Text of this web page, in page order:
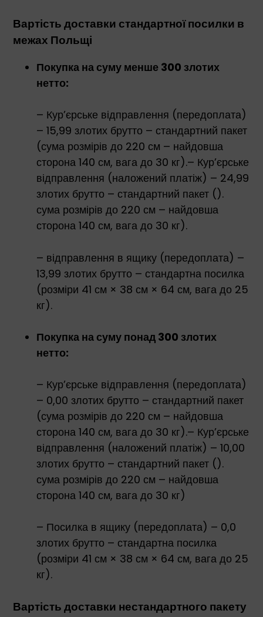
Вартість доставки стандартної посилки в
межах Польщі
Покупка на суму менше 300 злотих
нетто:
– Кур’єрське відправлення (передоплата)
– 15,99 злотих брутто – стандартний пакет
(сума розмірів до 220 см – найдовша
сторона 140 см, вага до 30 кг).– Кур’єрське
відправлення (наложений платіж) – 24,99
злотих брутто – стандартний пакет ().
сума розмірів до 220 см – найдовша
сторона 140 см, вага до 30 кг).
– відправлення в ящику (передоплата) –
13,99 злотих брутто – стандартна посилка
(розміри 41 см × 38 см × 64 см, вага до 25
кг).
Покупка на суму понад 300 злотих
нетто:
– Кур’єрське відправлення (передоплата)
– 0,00 злотих брутто – стандартний пакет
(сума розмірів до 220 см – найдовша
сторона 140 см, вага до 30 кг).– Кур’єрське
відправлення (наложений платіж) – 10,00
злотих брутто – стандартний пакет ().
сума розмірів до 220 см – найдовша
сторона 140 см, вага до 30 кг)
– Посилка в ящику (передоплата) – 0,0
злотих брутто – стандартна посилка
(розміри 41 см × 38 см × 64 см, вага до 25
кг).
Вартість доставки нестандартного пакету